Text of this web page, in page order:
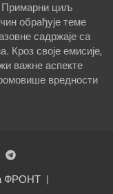
Примарни циљ
обрађује теме
садржаје са
Кроз своје емисије,
важне аспекте
вредности
ФРОНТ